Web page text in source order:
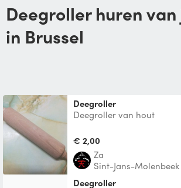
Deegroller huren van je buren
in Brussel
deegroller
Deegroller van hout
€ 2,00
Za
Sint-Jans-Molenbeek
Deegroller